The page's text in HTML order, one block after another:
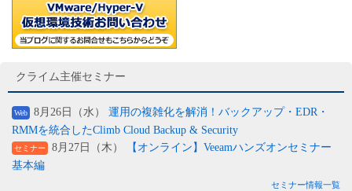
クライム主催セミナー
Web 8月26日（水） 運用の複雑化を解消！バックアップ・EDR・
RMMを統合したClimb Cloud Backup & Security
セミナー 8月27日（木）
【オンライン】Veeamハンズオンセミナー
基本編
セミナー情報一覧